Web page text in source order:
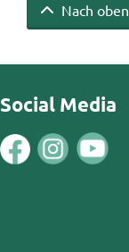
Nach oben
Social Media